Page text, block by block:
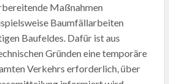
Maßnahmen
Baumfällarbeiten
Baufeldes. Dafür ist aus
Gründen eine temporäre
Verkehrs erforderlich, über